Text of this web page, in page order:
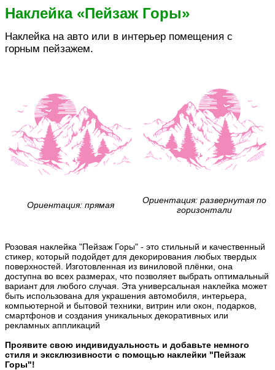
Наклейка «Пейзаж Горы»
Наклейка на авто или в интерьер помещения с
горным пейзажем.
Ориентация: прямая
Ориентация: развернутая по
горизонтали
Розовая наклейка "Пейзаж Горы" - это стильный и качественный
стикер, который подойдет для декорирования любых твердых
поверхностей. Изготовленная из виниловой плёнки, она
доступна во всех размерах, что позволяет выбрать оптимальный
вариант для любого случая. Эта универсальная наклейка может
быть использована для украшения автомобиля, интерьера,
компьютерной и бытовой техники, витрин или окон, подарков,
смартфонов и создания уникальных декоративных или
рекламных аппликаций
Проявите свою индивидуальность и добавьте немного
стиля и эксклюзивности с помощью наклейки "Пейзаж
Горы"!